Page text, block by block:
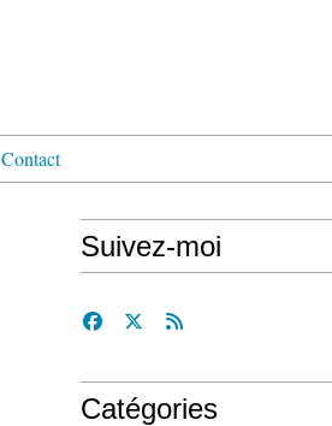
Contact
Suivez-moi
Catégories